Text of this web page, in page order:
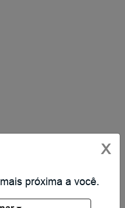
X
próxima a você.